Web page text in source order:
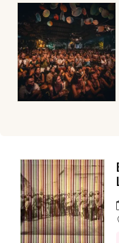
Newsletter des
Artistes en
Actus en Ariège
Magazine en